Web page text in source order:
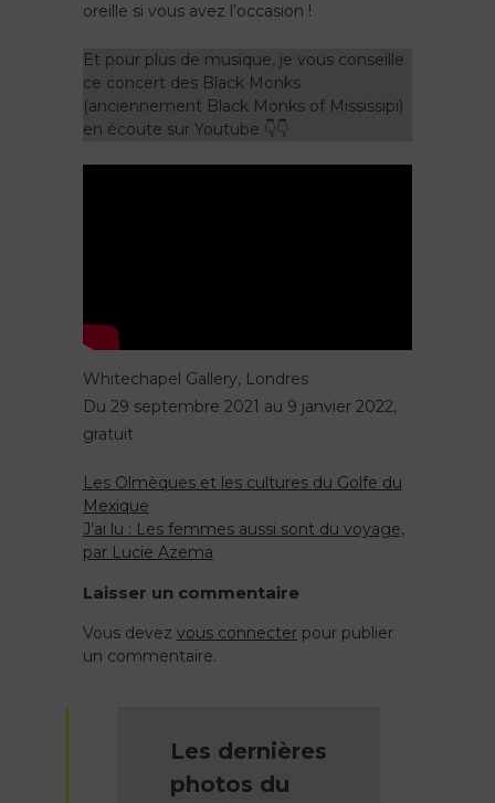
oreille si vous avez l’occasion !
Et pour plus de musique, je vous conseille
ce concert des Black Monks
(anciennement Black Monks of Mississipi)
en écoute sur Youtube 👇👇
Whitechapel Gallery, Londres
Du 29 septembre 2021 au 9 janvier 2022,
gratuit
Navigation
de
l’article
Les Olmèques et les cultures du Golfe du
Mexique
J’ai lu : Les femmes aussi sont du voyage,
par Lucie Azema
Laisser un commentaire
Vous devez vous connecterpour publier
un commentaire.
Les dernières
photos du